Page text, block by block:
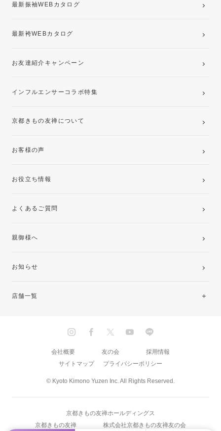
最新振袖WEBカタログ
最新袴WEBカタログ
お友達紹介キャンペーン
インフルエンサーコラボ特集
京都きもの友禅について
お客様の声
お役立ち情報
よくあるご質問
親御様へ
お知らせ
店舗一覧
© Kyoto Kimono Yuzen Inc. All Rights Reserved.
会社概要 友の会
採用情報
サイトマップ
プライバシーポリシー
京都きもの友禅ホールディングス
京都きもの友禅
株式会社京都きもの友禅友の会